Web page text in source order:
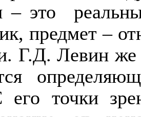
– это
предмет –
Г.Д. Левин же
его точки